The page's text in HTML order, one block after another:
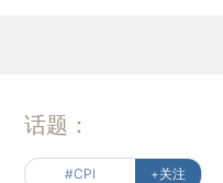
话题：
#CPI +关注